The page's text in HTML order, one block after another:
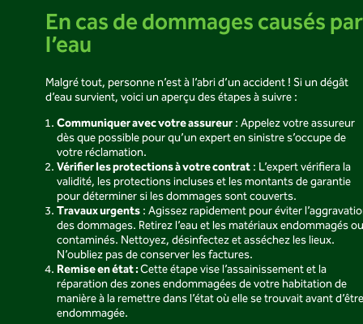
En cas de dommages causés par
l’eau
Malgré tout, personne n’est à l’abri d’un accident ! Si un dégât
d’eau survient, voici un aperçu des étapes à suivre :
Communiquer avec votre assureur : Appelez votre assureur
dès que possible pour qu’un expert en sinistre s’occupe de
votre réclamation.
Vérifier les protections à votre contrat : L’expert vérifiera la
validité, les protections incluses et les montants de garantie
pour déterminer si les dommages sont couverts.
Travaux urgents : Agissez rapidement pour éviter
des dommages. Retirez l’eau et les matériaux endommagés ou
contaminés. Nettoyez, désinfectez et asséchez les lieux.
N’oubliez pas de conserver les factures.
Remise en état :Cette étape vise l’assainissement et la
réparation des zones endommagées de votre habitation de
manière à la remettre dans l’état où elle se trouvait avant d’être
endommagée.